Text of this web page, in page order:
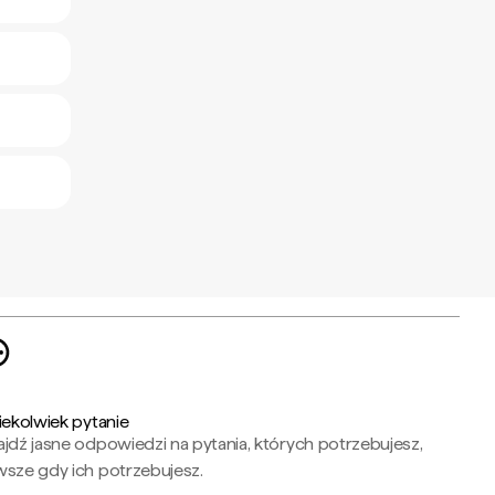
pytanie
jasne odpowiedzi na pytania, których potrzebujesz,
gdy ich potrzebujesz.